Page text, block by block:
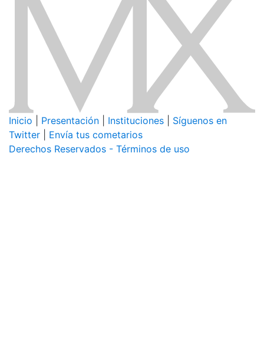
Inicio Presentación Instituciones
Síguenos en
Twitter
Envía tus cometarios
Derechos Reservados - Términos de uso